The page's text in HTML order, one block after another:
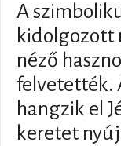
A
kidolgozott
néző
felvetették.
hangzik el
keretet